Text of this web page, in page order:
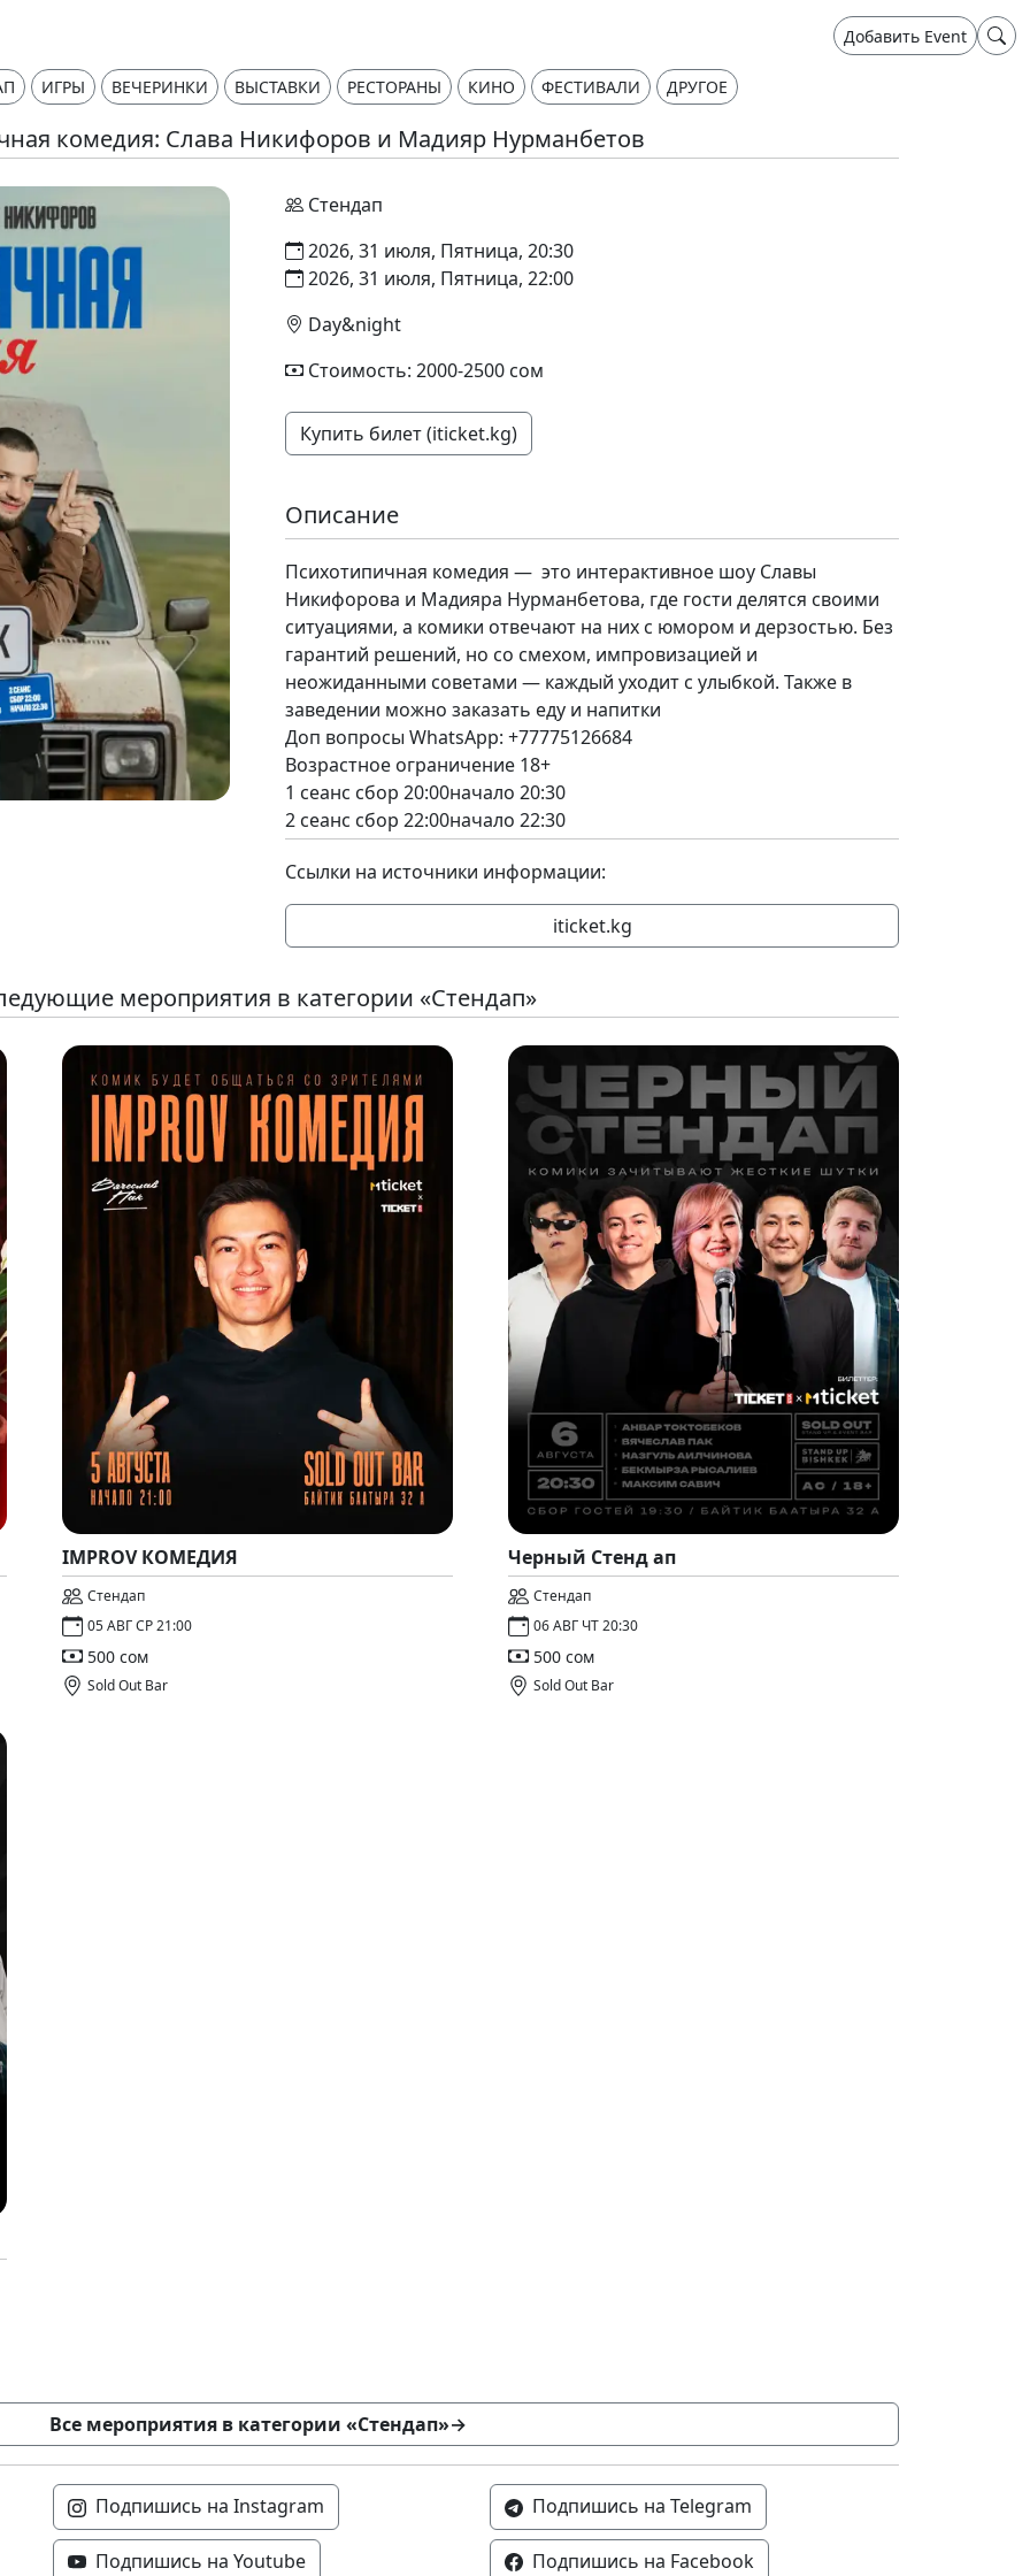
Добавить Event
ИГРЫ ВЕЧЕРИНКИ ВЫСТАВКИ РЕСТОРАНЫ КИНО ФЕСТИВАЛИ ДРУГОЕ
комедия: Слава Никифоров и Мадияр Нурманбетов
Стендап
2026, 31 июля, Пятница, 20:30
2026, 31 июля, Пятница, 22:00
Day&night
Стоимость: 2000-2500 сом
Купить билет (iticket.kg)
Описание
Психотипичная комедия — это интерактивное шоу Славы
Никифорова и Мадияра Нурманбетова, где гости делятся своими
ситуациями, а комики отвечают на них с юмором и дерзостью. Без
гарантий решений, но со смехом, импровизацией и
неожиданными советами — каждый уходит с улыбкой. Также в
заведении можно заказать еду и напитки
Доп вопросы WhatsApp: +77775126684
Возрастное ограничение 18+
1 сеанс сбор 20:00начало 20:30
2 сеанс сбор 22:00начало 22:30
Ссылки на источники информации:
iticket.kg
мероприятия в категории «Стендап»
IMPROV КОМЕДИЯ
Стендап
05 АВГ СР 21:00
500 сом
Sold Out Bar
Черный Стенд ап
Стендап
06 АВГ ЧТ 20:30
500 сом
Sold Out Bar
Все мероприятия в категории «Стендап»→
Подпишись на Instagram Подпишись на Telegram
Подпишись на Youtube Подпишись на Facebook